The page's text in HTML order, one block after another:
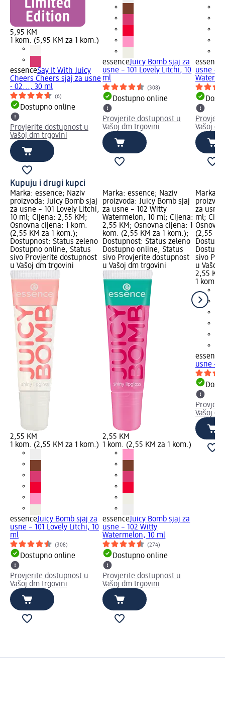
5,95 KM
1 kom. (5,95 KM za 1 kom.)
essenceSay It With Juicy
Cheers Cheers sjaj za usne
- 02..., 30 ml
(6)
Dostupno online
Provjerite dostupnost u
Vašoj dm trgovini
essenceJuicy Bomb sjaj za
usne – 101 Lovely Litchi, 10
ml
(308)
Dostupno online
Provjerite dostupnost u
Vašoj dm trgovini
essence
usne –
Vašoj
Kupuju i drugi kupci
Marka: essence; Naziv
proizvoda: Juicy Bomb sjaj
za usne – 101 Lovely Litchi,
10 ml; Cijena: 2,55 KM;
Osnovna cijena: 1 kom.
(2,55 KM za 1 kom.);
Dostupnost: Status zeleno
Dostupno online, Status
sivo Provjerite dostupnost
u Vašoj dm trgovini
2,55 KM
1 kom. (2,55 KM za 1 kom.)
essenceJuicy Bomb sjaj za
usne – 101 Lovely Litchi, 10
ml
(308)
Dostupno online
Provjerite dostupnost u
Vašoj dm trgovini
Marka: essence; Naziv
proizvoda: Juicy Bomb sjaj
za usne – 102 Witty
Watermelon, 10 ml; Cijena:
2,55 KM; Osnovna cijena: 1
kom. (2,55 KM za 1 kom.);
Dostupnost: Status zeleno
Dostupno online, Status
sivo Provjerite dostupnost
u Vašoj dm trgovini
2,55 KM
1 kom. (2,55 KM za 1 kom.)
essenceJuicy Bomb sjaj za
usne – 102 Witty
Watermelon, 10 ml
(274)
Dostupno online
Provjerite dostupnost u
Vašoj dm trgovini
Marka:
za usne
ml;
(2,55
sivo
u Vašoj
2,55 KM
1 kom.
essence
usne -
Vašoj